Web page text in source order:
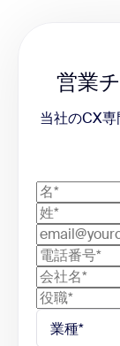
営業
当社のCX